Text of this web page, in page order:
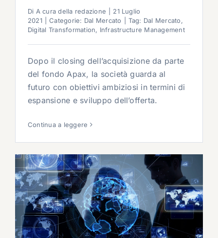
Di A cura della redazione
21 Luglio
2021
Categorie: Dal Mercato Tag: Dal Mercato,
Digital Transformation, Infrastructure Management
Dopo il closing dell’acquisizione da parte
del fondo Apax, la società guarda al
futuro con obiettivi ambiziosi in termini di
espansione e sviluppo dell’offerta.
Continua a leggere